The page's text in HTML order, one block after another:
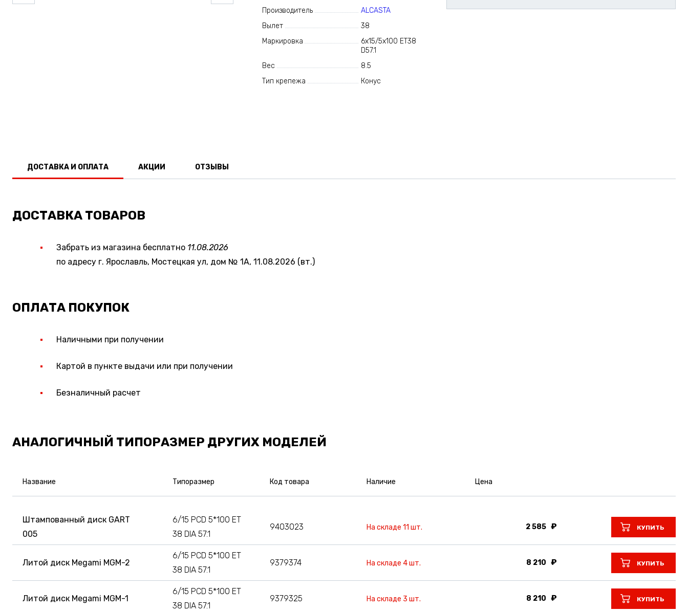
Производитель
ALCASTA
Вылет
38
Маркировка
6x15/5x100 ET38
D57.1
Вес
8.5
Тип крепежа
Конус
ДОСТАВКА И ОПЛАТА АКЦИИ ОТЗЫВЫ
ДОСТАВКА ТОВАРОВ
Забрать из магазина бесплатно 11.08.2026
по адресу г. Ярославль, Мостецкая ул, дом № 1А, 11.08.2026 (вт.)
ОПЛАТА ПОКУПОК
Наличными при получении
Картой в пункте выдачи или при получении
Безналичный расчет
АНАЛОГИЧНЫЙ ТИПОРАЗМЕР ДРУГИХ МОДЕЛЕЙ
Название Типоразмер Код товара Наличие Цена
Штампованный диск GART
005
6/15 PCD 5*100 ET
38 DIA 57.1
9403023 На складе 11 шт. 2 585 КУПИТЬ
Литой диск Megami MGM-2
6/15 PCD 5*100 ET
38 DIA 57.1
9379374 На складе 4 шт. 8 210 КУПИТЬ
Литой диск Megami MGM-1
6/15 PCD 5*100 ET
38 DIA 57.1
9379325 На складе 3 шт. 8 210 КУПИТЬ